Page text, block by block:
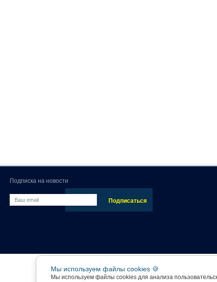
Подписка на новости
Мы используем файлы cookies 🍪
Мы используем файлы cookies для анализа